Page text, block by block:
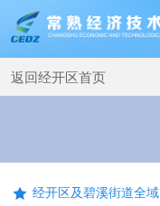
返回经开区首页
经开区及碧溪街道全域